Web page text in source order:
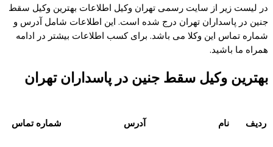
در لیست زیر از سایت رسمی تهران وکیل اطلاعات بهترین وکیل سقط
جنین در پاسداران تهران درج شده است. این اطلاعات شامل آدرس و
شماره تماس این وکلا می باشد. برای کسب اطلاعات بیشتر در ادامه
همراه ما باشید.
بهترین وکیل سقط جنین در پاسداران تهران
ردیف نام آدرس شماره تماس